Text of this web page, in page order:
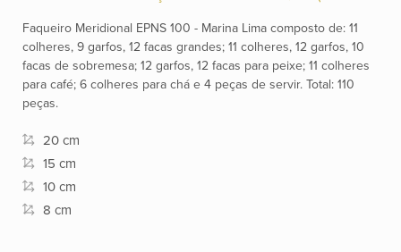
catálogo
Leilões
Faqueiro Meridional EPNS 100 - Marina Lima composto de: 11
colheres, 9 garfos, 12 facas grandes; 11 colheres, 12 garfos, 10
facas de sobremesa; 12 garfos, 12 facas para peixe; 11 colheres
para café; 6 colheres para chá e 4 peças de servir. Total: 110
peças.
20 cm
15 cm
10 cm
8 cm